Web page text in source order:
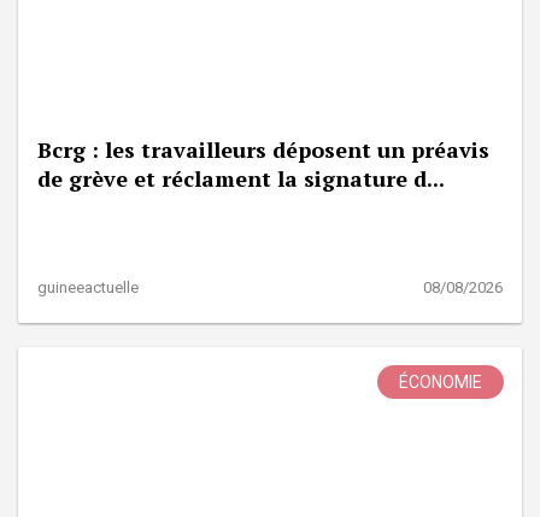
Bcrg : les travailleurs déposent un préavis
de grève et réclament la signature d...
guineeactuelle 08/08/2026
ÉCONOMIE